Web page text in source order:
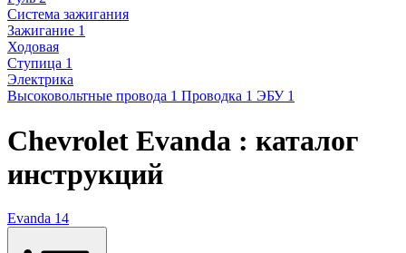
Система зажигания
Зажигание 1
Ходовая
Ступица 1
Электрика
Высоковольтные провода 1 Проводка 1 ЭБУ 1
Chevrolet Evanda : каталог
инструкций
Evanda 14